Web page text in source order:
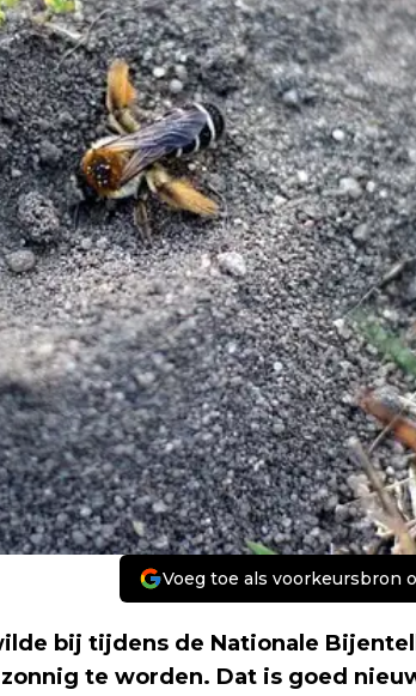
Voeg toe als voorkeursbron
bij tijdens de Nationale
te worden. Dat is goed